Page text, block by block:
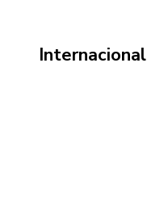
Internacional